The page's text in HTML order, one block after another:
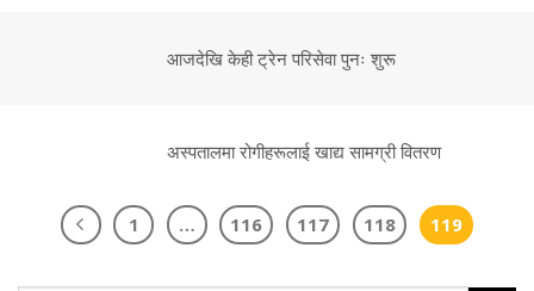
आजदेखि केही ट्रेन परिसेवा पुनः शुरू
अस्पतालमा रोगीहरूलाई खाद्य सामग्री वितरण
1 … 116 117 118 119